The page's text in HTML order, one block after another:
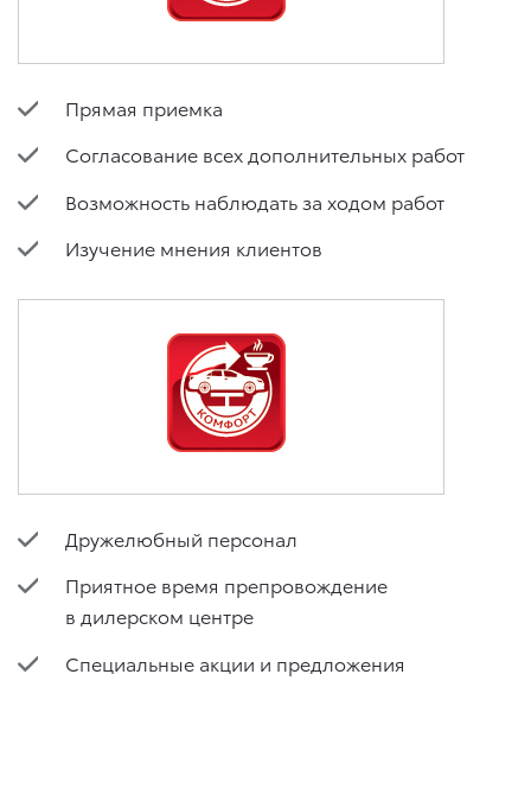
Прямая приемка
Согласование всех дополнительных работ
Возможность наблюдать за ходом работ
Изучение мнения клиентов
Дружелюбный персонал
Приятное время препровождение
в дилерском центре
Специальные акции и предложения